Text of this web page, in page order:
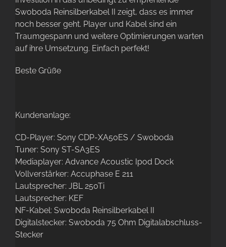
Swoboda Reinsilberkabel II zeigt, dass es immer
noch besser geht. Player und Kabel sind ein
Traumgespann und weitere Optimierungen warten
auf ihre Umsetzung. Einfach perfekt!
Beste Grüße
Kundenanlage:
CD-Player: Sony CDP-XA50ES / Swoboda
Tuner: Sony ST-SA3ES
Mediaplayer: Advance Acoustic Ipod Dock
Vollverstärker: Accuphase E 211
Lautsprecher: JBL 250Ti
Lautsprecher: KEF
NF-Kabel: Swoboda Reinsilberkabel II
Digitalstecker: Swoboda 75 Ohm Digitalabschluss-
Stecker